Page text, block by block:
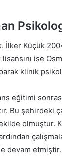
İlker Küçük
ise
klinik
eğitimi
Bu şehirdeki
olmuştur.
devam etmiştir.